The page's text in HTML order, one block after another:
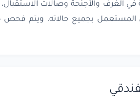
الغرف والأجنحة وصالات
بجميع حالاته، ويتم فحص